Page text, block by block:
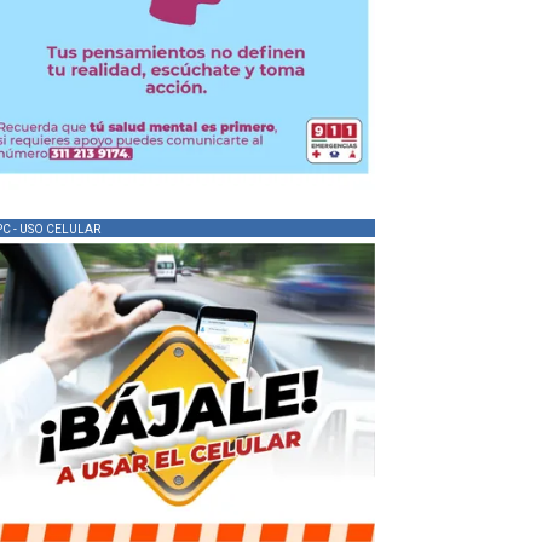
- USO CELULAR